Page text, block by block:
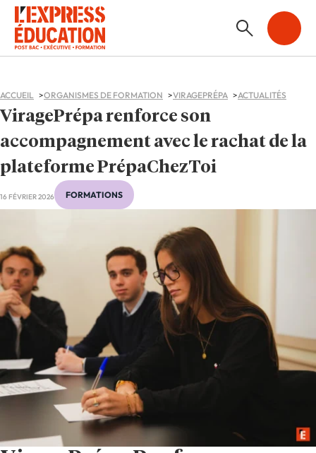
ViragePrépa renforce son
accompagnement avec le rachat de la
plateforme PrépaChezToi
16 FÉVRIER 2026 FORMATIONS
ACCUEIL ORGANISMES DE FORMATION VIRAGEPRÉPA ACTUALITÉS